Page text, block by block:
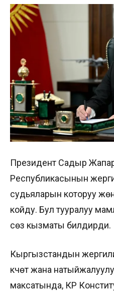
Президент Садыр
Республикасынын
судьяларын которуу
койду. Бул тууралуу
сөз кызматы билдирди.
Кыргызстандын
күчөтүү жана
максатында, КР